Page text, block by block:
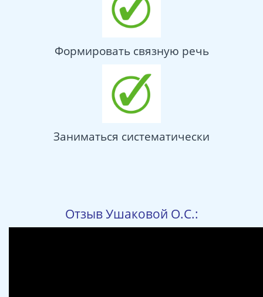
Формировать связную речь
Заниматься систематически
Отзыв Ушаковой О.С.: